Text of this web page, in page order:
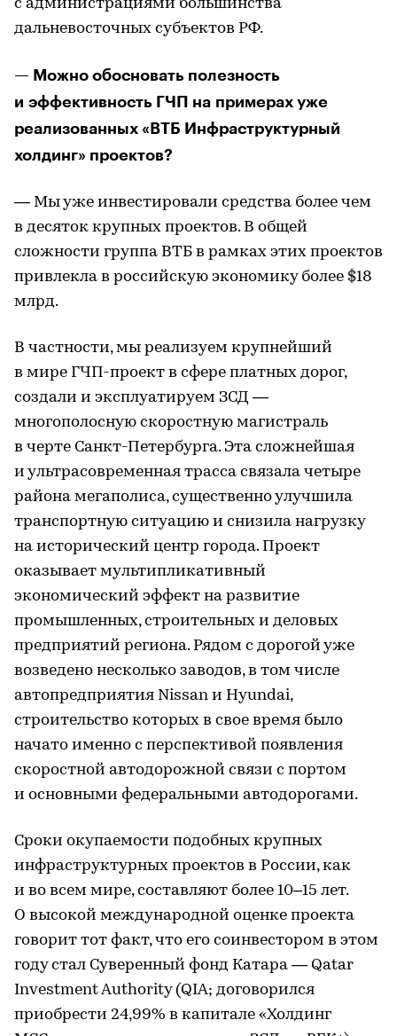
с администрациями большинства
дальневосточных субъектов РФ.
— Можно обосновать полезность
и эффективность ГЧП на примерах уже
реализованных «ВТБ Инфраструктурный
холдинг» проектов?
— Мы уже инвестировали средства более чем
в десяток крупных проектов. В общей
сложности группа ВТБ в рамках этих проектов
привлекла в российскую экономику более $18
млрд.
В частности, мы реализуем крупнейший
в мире ГЧП-проект в сфере платных дорог,
создали и эксплуатируем ЗСД —
многополосную скоростную магистраль
в черте Санкт-Петербурга. Эта сложнейшая
и ультрасовременная трасса связала четыре
района мегаполиса, существенно улучшила
транспортную ситуацию и снизила нагрузку
на исторический центр города. Проект
оказывает мультипликативный
экономический эффект на развитие
промышленных, строительных и деловых
предприятий региона. Рядом с дорогой уже
возведено несколько заводов, в том числе
автопредприятия Nissan и Hyundai,
строительство которых в свое время было
начато именно с перспективой появления
скоростной автодорожной связи с портом
и основными федеральными автодорогами.
Сроки окупаемости подобных крупных
инфраструктурных проектов в России, как
и во всем мире, составляют более 10–15 лет.
О высокой международной оценке проекта
говорит тот факт, что его соинвестором в этом
году стал Суверенный фонд Катара — Qatar
Investment Authority (QIA; договорился
приобрести 24,99% в капитале «Холдинг